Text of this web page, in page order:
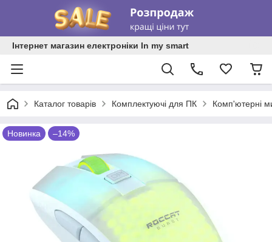
Інтернет магазин електроніки In my smart
Каталог товарів Комплектуючі для ПК Комп'ютерні
Новинка –14%